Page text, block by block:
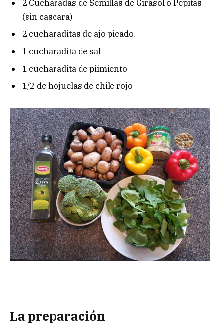
2 Cucharadas de Semillas de Girasol o Pepitas
(sin cascara)
2 cucharaditas de ajo picado.
1 cucharadita de sal
1 cucharadita de piimiento
1/2 de hojuelas de chile rojo
La preparación